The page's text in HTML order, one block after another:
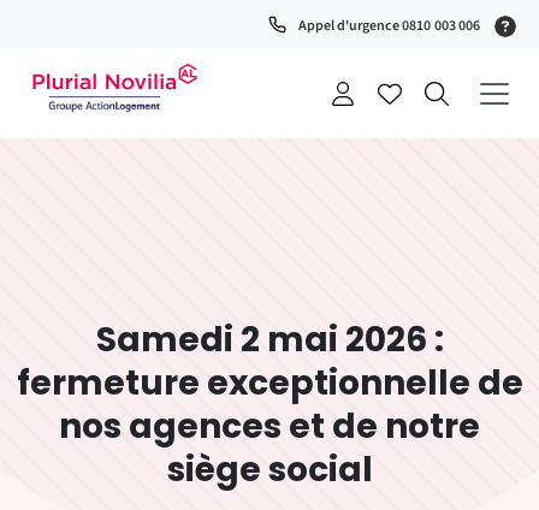
Appel d'urgence 0810 003 006
Samedi 2 mai 2026 :
fermeture exceptionnelle de
nos agences et de notre
siège social
de
chat